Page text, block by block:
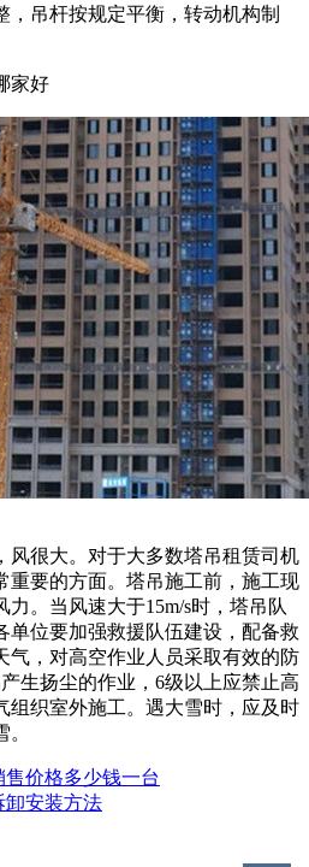
，吊杆按规定平衡，转动机构制
家好
风很大。对于大多数塔吊租赁司机
重要的方面。塔吊施工前，施工现
。当风速大于15m/s时，塔吊队
单位要加强救援队伍建设，配备救
气，对高空作业人员采取有效的防
生扬尘的作业，6级以上应禁止高
组织室外施工。遇大雪时，应及时
价格多少钱一台
卸安装方法